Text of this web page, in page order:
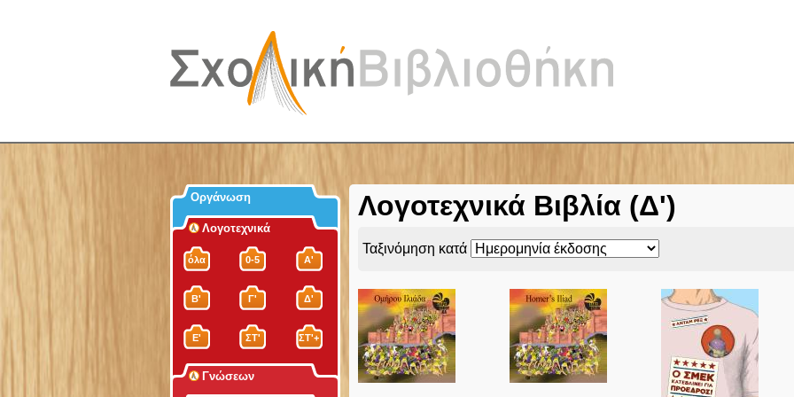
Λογοτεχνικά Βιβλία (Δ')
Ταξινόμηση κατά
Οργάνωση
Λογοτεχνικά
όλα 0-5 Α'
Β' Γ' Δ'
Ε' ΣΤ' ΣΤ'+
Γνώσεων